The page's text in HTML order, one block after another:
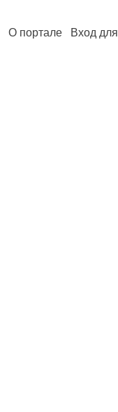
О портале Вход